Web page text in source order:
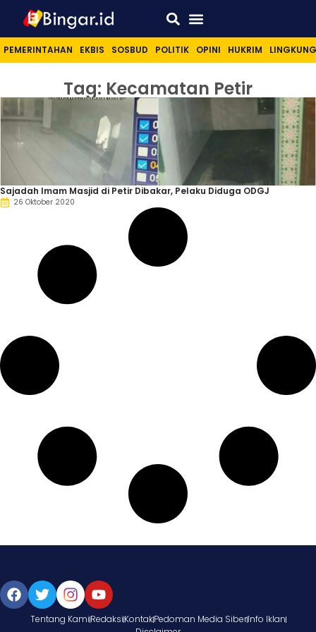
PEMERINTAHAN EKBIS SOSBUD POLITIK OPINI HUKRIM
Tag: Kecamatan Petir
Sajadah Imam Masjid di Petir Dibakar, Pelaku Diduga ODGJ
26 Oktober 2020
Tentang KamiRedaksiKontakPedoman Media SiberInfo Iklan